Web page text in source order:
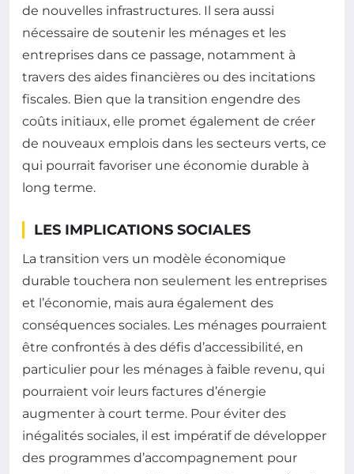
de nouvelles infrastructures. Il sera aussi
nécessaire de soutenir les ménages et les
entreprises dans ce passage, notamment à
travers des aides financières ou des incitations
fiscales. Bien que la transition engendre des
coûts initiaux, elle promet également de créer
de nouveaux emplois dans les secteurs verts, ce
qui pourrait favoriser une économie durable à
long terme.
LES IMPLICATIONS SOCIALES
La transition vers un modèle économique
durable touchera non seulement les entreprises
et l’économie, mais aura également des
conséquences sociales. Les ménages pourraient
être confrontés à des défis d’accessibilité, en
particulier pour les ménages à faible revenu, qui
pourraient voir leurs factures d’énergie
augmenter à court terme. Pour éviter des
inégalités sociales, il est impératif de développer
des programmes d’accompagnement pour